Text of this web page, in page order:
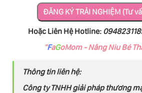
Hoặc Liên Hệ Hotline:
"FaGoMom - Nâng Niu Bé
Thông tin liên hệ:
Công ty TNHH giải pháp thương